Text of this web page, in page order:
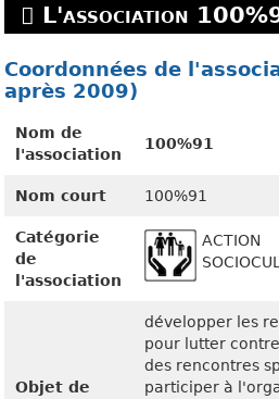
L'association
Coordonnées de
après 2009)
Nom de
l'association
100%91
Nom court 100%91
Catégorie
de
l'association
ACTION
Objet de
développer les
pour lutter
des rencontres
participer à